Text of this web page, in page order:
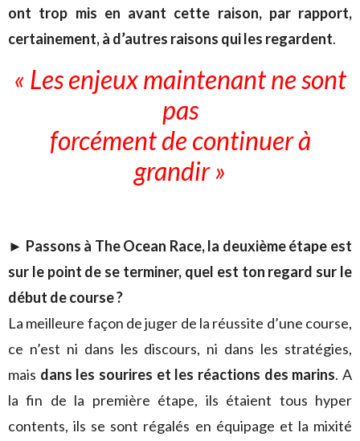
ont trop mis en avant cette raison, par rapport,
certainement, à d’autres raisons qui les regardent.
« Les enjeux maintenant ne sont
pas
forcément de continuer à
grandir »
► Passons à The Ocean Race, la deuxième étape est
sur le point de se terminer, quel est ton regard sur le
début de course ?
La meilleure façon de juger de la réussite d’une course,
ce n’est ni dans les discours, ni dans les stratégies,
mais dans les sourires et les réactions des marins. A
la fin de la première étape, ils étaient tous hyper
contents, ils se sont régalés en équipage et la mixité